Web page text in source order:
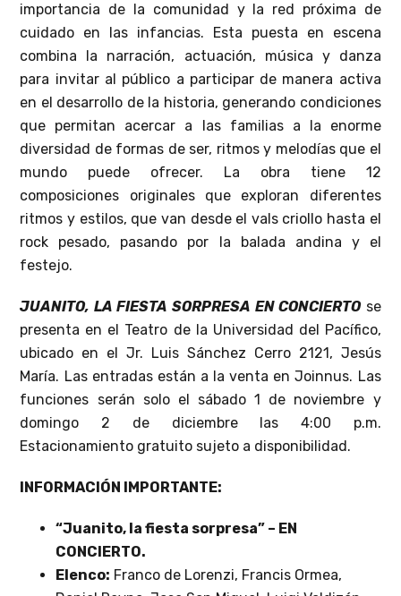
importancia de la comunidad y la red próxima de
cuidado en las infancias. Esta puesta en escena
combina la narración, actuación, música y danza
para invitar al público a participar de manera activa
en el desarrollo de la historia, generando condiciones
que permitan acercar a las familias a la enorme
diversidad de formas de ser, ritmos y melodías que el
mundo puede ofrecer. La obra tiene 12
composiciones originales que exploran diferentes
ritmos y estilos, que van desde el vals criollo hasta el
rock pesado, pasando por la balada andina y el
festejo.
JUANITO, LA FIESTA SORPRESA EN CONCIERTOse
presenta en el Teatro de la Universidad del Pacífico,
ubicado en el Jr. Luis Sánchez Cerro 2121, Jesús
María. Las entradas están a la venta en Joinnus. Las
funciones serán solo el sábado 1 de noviembre y
domingo 2 de diciembre las 4:00 p.m.
Estacionamiento gratuito sujeto a disponibilidad.
INFORMACIÓN IMPORTANTE:
“Juanito, la fiesta sorpresa” – EN
CONCIERTO.
Elenco: Franco de Lorenzi, Francis Ormea,